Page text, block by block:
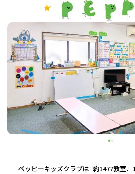
ペッピーキッズクラブは 約1477教室、